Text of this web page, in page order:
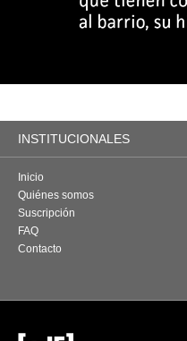
INSTITUCIONALES
Inicio
Quiénes somos
Suscripción
FAQ
Contacto